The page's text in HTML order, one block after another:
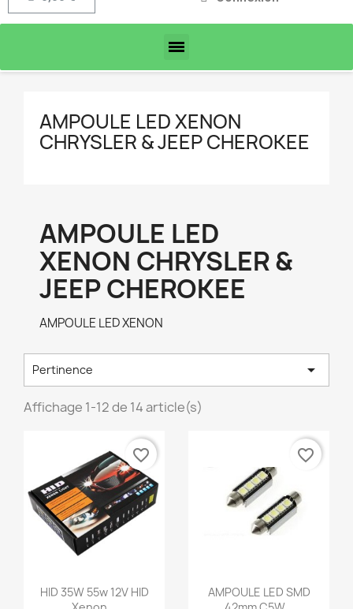
AMPOULE LED XENON
CHRYSLER & JEEP CHEROKEE
AMPOULE LED
XENON CHRYSLER &
JEEP CHEROKEE
AMPOULE LED XENON
Pertinence 
Affichage 1-12 de 14 article(s)
 Aperçu rapide
HID 35W 55w 12V HID
favorite_border
Aperçu rapide
AMPOULE LED SMD
favorite_border